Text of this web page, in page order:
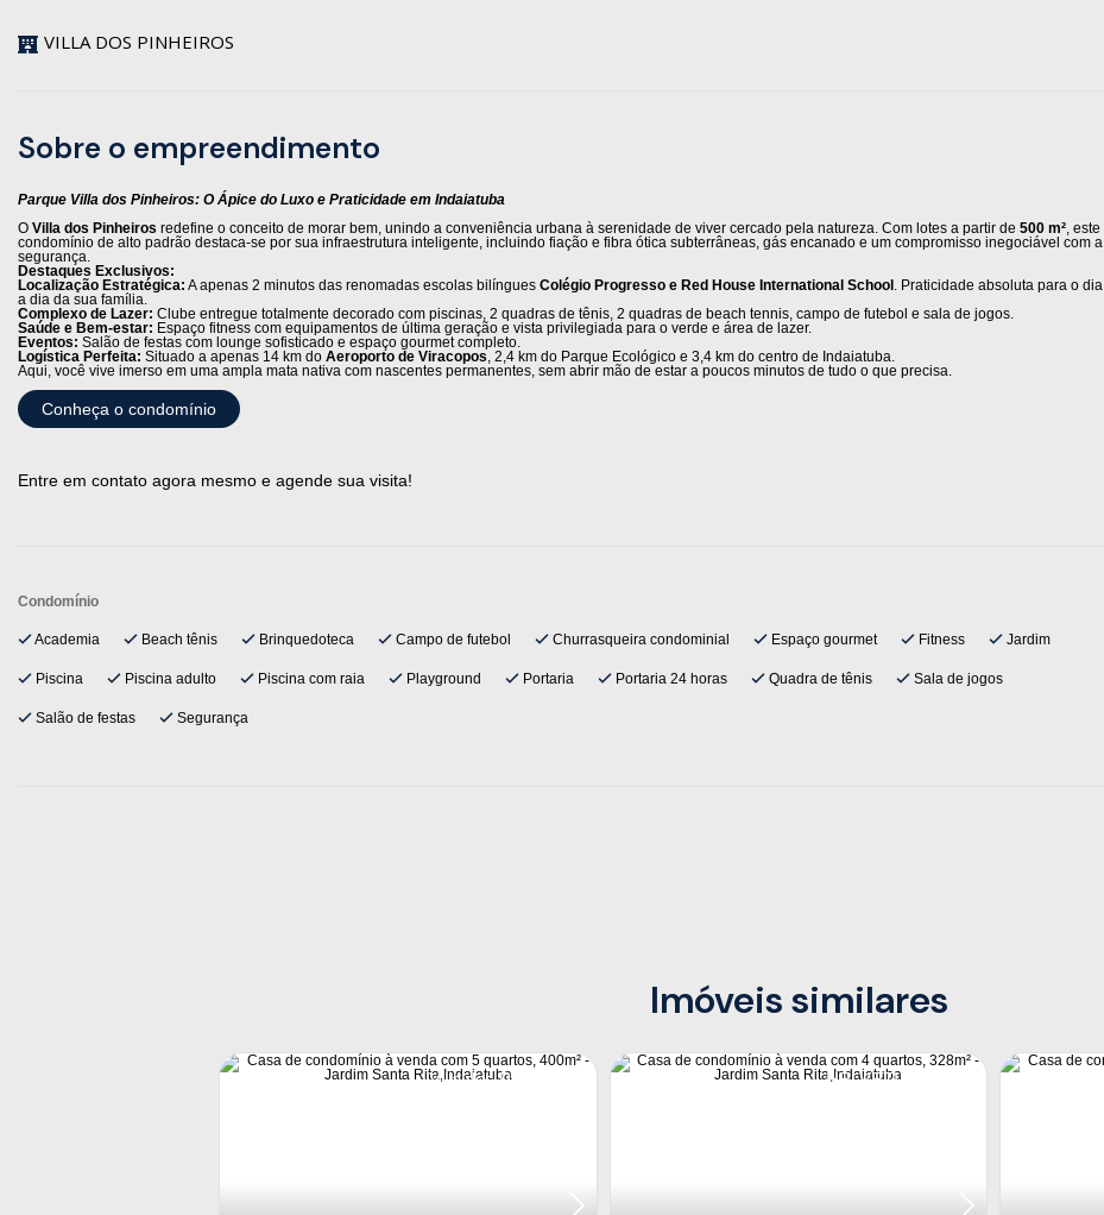
VILLA DOS PINHEIROS
Sobre o empreendimento
Parque Villa dos Pinheiros: O Ápice do Luxo e Praticidade em Indaiatuba
O Villa dos Pinheiros redefine o conceito de morar bem, unindo a conveniência urbana à serenidade de viver cercado pela natureza. Com lotes a partir de 500 m², este
condomínio de alto padrão destaca-se por sua infraestrutura inteligente, incluindo fiação e fibra ótica subterrâneas, gás encanado e um compromisso inegociável com a
segurança.
Destaques Exclusivos:
Localização Estratégica: A apenas 2 minutos das renomadas escolas bilíngues Colégio Progresso e Red House International School . Praticidade absoluta para o dia
a dia da sua família.
Complexo de Lazer: Clube entregue totalmente decorado com piscinas, 2 quadras de tênis, 2 quadras de beach tennis, campo de futebol e sala de jogos.
Saúde e Bem-estar: Espaço fitness com equipamentos de última geração e vista privilegiada para o verde e área de lazer.
Eventos: Salão de festas com lounge sofisticado e espaço gourmet completo.
Logística Perfeita: Situado a apenas 14 km do Aeroporto de Viracopos, 2,4 km do Parque Ecológico e 3,4 km do centro de Indaiatuba.
Aqui, você vive imerso em uma ampla mata nativa com nascentes permanentes, sem abrir mão de estar a poucos minutos de tudo o que precisa.
Conheça o condomínio
Entre em contato agora mesmo e agende sua visita!
Condomínio
Academia Beach tênis Brinquedoteca Campo de futebol Churrasqueira condominial Espaço gourmet Fitness Jardim
Piscina Piscina adulto Piscina com raia Playground Portaria Portaria 24 horas Quadra de tênis Sala de jogos
Salão de festas Segurança
Imóveis similares
Villa dos Pinheiros HELVETIA PARK